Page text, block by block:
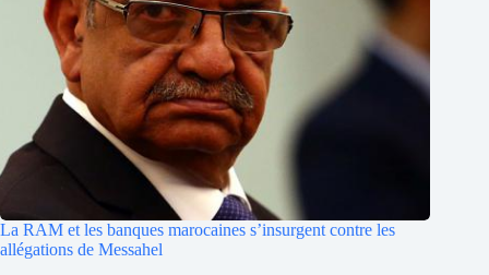
La RAM et les banques marocaines s’insurgent contre les
allégations de Messahel